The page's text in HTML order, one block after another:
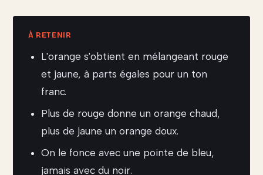
L'orange s'obtient en mélangeant rouge
et jaune, à parts égales pour un ton
franc.
Plus de rouge donne un orange chaud,
plus de jaune un orange doux.
On le fonce avec une pointe de bleu,
jamais avec du noir.